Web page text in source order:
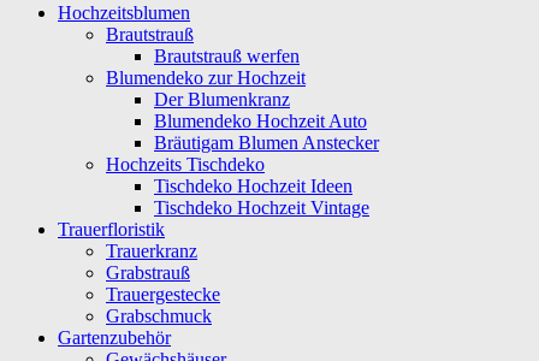
Hochzeitsblumen
Brautstrauß
Brautstrauß werfen
Blumendeko zur Hochzeit
Der Blumenkranz
Blumendeko Hochzeit Auto
Bräutigam Blumen Anstecker
Hochzeits Tischdeko
Tischdeko Hochzeit Ideen
Tischdeko Hochzeit Vintage
Trauerfloristik
Trauerkranz
Grabstrauß
Trauergestecke
Grabschmuck
Gartenzubehör